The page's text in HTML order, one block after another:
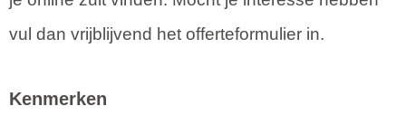
vul dan vrijblijvend het offerteformulier in.
Kenmerken